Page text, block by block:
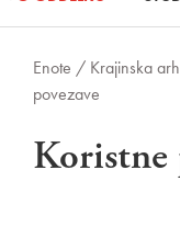
Enote / Krajinska
povezave
Koristne